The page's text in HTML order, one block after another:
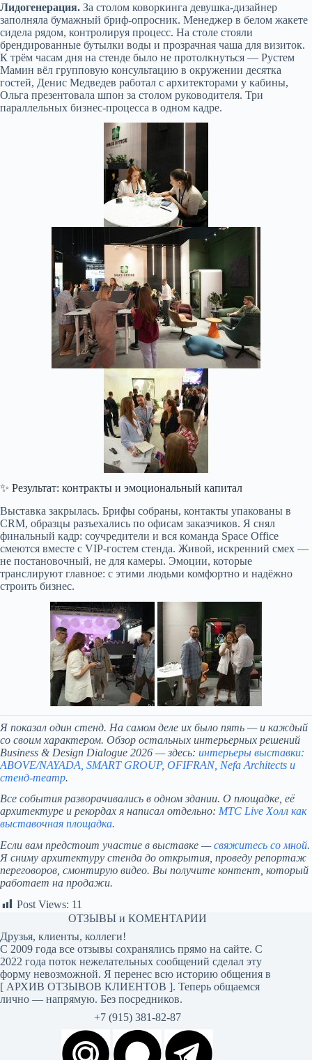
Лидогенерация. За столом коворкинга девушка-дизайнер
заполняла бумажный бриф-опросник. Менеджер в белом жакете
сидела рядом, контролируя процесс. На столе стояли
брендированные бутылки воды и прозрачная чаша для визиток.
К трём часам дня на стенде было не протолкнуться — Рустем
Мамин вёл групповую консультацию в окружении десятка
гостей, Денис Медведев работал с архитекторами у кабины,
Ольга презентовала шпон за столом руководителя. Три
параллельных бизнес-процесса в одном кадре.
✨ Результат: контракты и эмоциональный капитал
Выставка закрылась. Брифы собраны, контакты упакованы в
CRM, образцы разъехались по офисам заказчиков. Я снял
финальный кадр: соучредители и вся команда Space Office
смеются вместе с VIP-гостем стенда. Живой, искренний смех —
не постановочный, не для камеры. Эмоции, которые
транслируют главное: с этими людьми комфортно и надёжно
строить бизнес.
Я показал один стенд. На самом деле их было пять — и каждый
со своим характером. Обзор остальных интерьерных решений
Business & Design Dialogue 2026 — здесь: интерьеры выставки:
ABOVE/NAYADA, SMART GROUP, OFIFRAN, Nefa Architects и
стенд-театр.
Все события разворачивались в одном здании. О площадке, её
архитектуре и рекордах я написал отдельно: МТС Live Холл как
выставочная площадка.
Если вам предстоит участие в выставке —свяжитесь со мной.
Я сниму архитектуру стенда до открытия, проведу репортаж
переговоров, смонтирую видео. Вы получите контент, который
работает на продажи.
Post Views: 11
ОТЗЫВЫ и КОМЕНТАРИИ
Друзья, клиенты, коллеги!
С 2009 года все отзывы сохранялись прямо на сайте. С
2022 года поток нежелательных сообщений сделал эту
форму невозможной. Я перенес всю историю общения в
[ АРХИВ ОТЗЫВОВ КЛИЕНТОВ ]. Теперь общаемся
лично — напрямую. Без посредников.
+7 (915) 381-82-87